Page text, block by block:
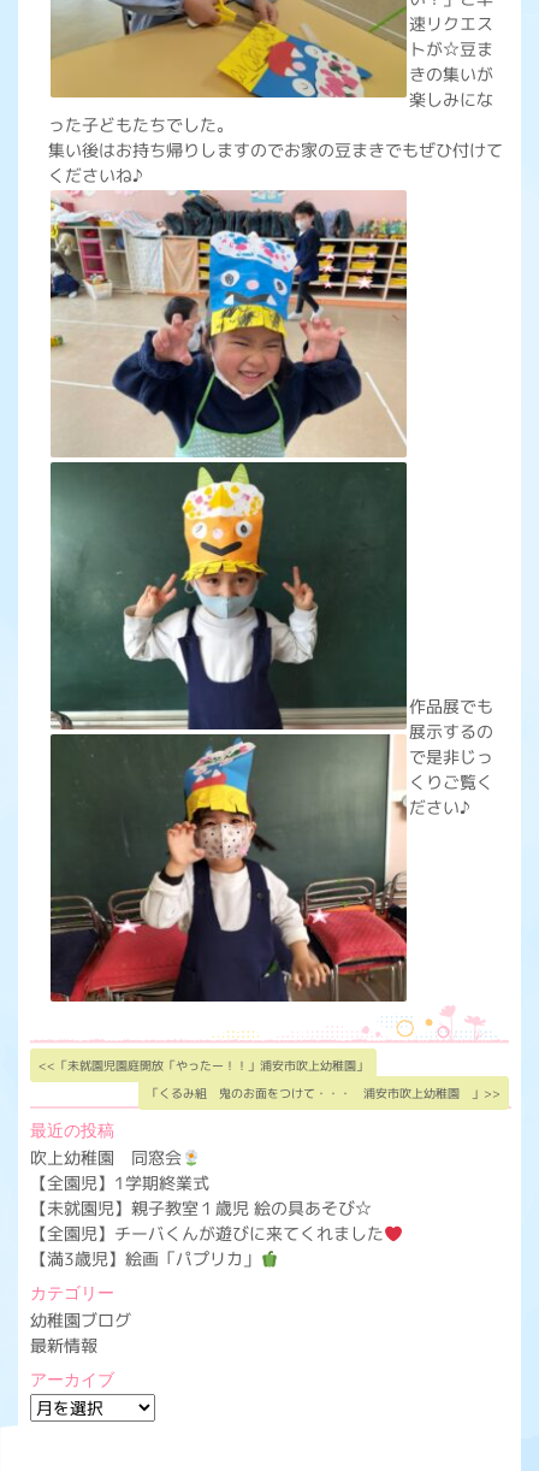
速リクエス
トが☆豆ま
きの集いが
楽しみにな
った子どもたちでした。
集い後はお持ち帰りしますのでお家の豆まきでもぜひ付けて
くださいね♪
作品展でも
展示するの
で是非じっ
くりご覧く
ださい♪
<<「未就園児園庭開放「やったー！！」浦安市吹上幼稚園」
「くるみ組 鬼のお面をつけて・・・ 浦安市吹上幼稚園 」>>
最近の投稿
吹上幼稚園 同窓会
【全園児】1学期終業式
【未就園児】親子教室１歳児 絵の具あそび☆
【全園児】チーバくんが遊びに来てくれました
【満3歳児】絵画「パプリカ」
カテゴリー
幼稚園ブログ
最新情報
アーカイブ
ア